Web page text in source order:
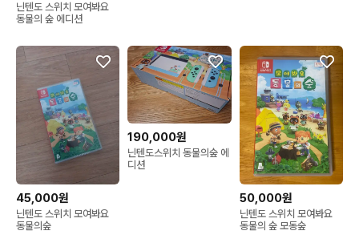
닌텐도 스위치 모여봐요
동물의 숲 에디션
45,000원
닌텐도 스위치 모여봐요
동물의숲
190,000원
닌텐도스위치 동물의숲 에
디션
50,000원
닌텐도 스위치 모여봐요
동물의 숲 모동숲